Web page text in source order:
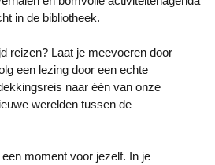
in de bibliotheek.
reizen? Laat je meevoeren door
een lezing door een echte
naar één van onze
werelden tussen de
moment voor jezelf. In je